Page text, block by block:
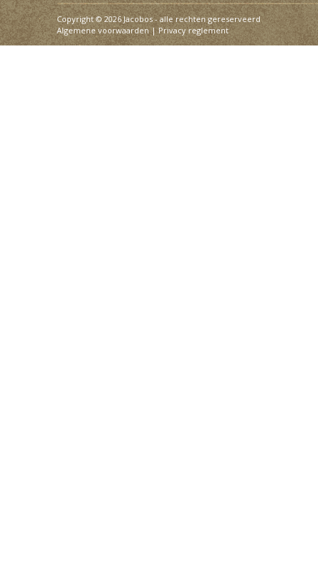
Copyright © 2026 Jacobos - alle rechten gereserveerd
Algemene voorwaarden|Privacy reglement